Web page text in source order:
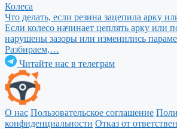
Колеса
Что делать, если резина зацепила арку
Если колесо начинает цеплять арку или
нарушены зазоры или изменились
Разбираем,…
Читайте нас в телеграм
О нас Пользовательское соглашение
конфиденциальности Отказ от